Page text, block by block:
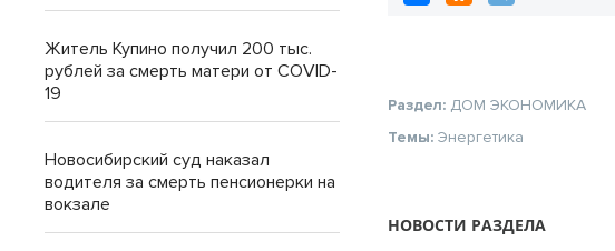
Раздел: ДОМ ЭКОНОМИКА
Темы:Энергетика
НОВОСТИ РАЗДЕЛА
Житель Купино получил 200 тыс.
рублей за смерть матери от COVID-
19
Новосибирский суд наказал
водителя за смерть пенсионерки на
вокзале